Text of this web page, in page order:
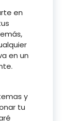
en
en un
y
tu